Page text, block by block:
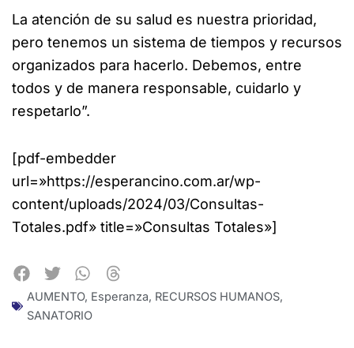
La atención de su salud es nuestra prioridad,
pero tenemos un sistema de tiempos y recursos
organizados para hacerlo. Debemos, entre
todos y de manera responsable, cuidarlo y
respetarlo”.
[pdf-embedder
url=»https://esperancino.com.ar/wp-
content/uploads/2024/03/Consultas-
Totales.pdf» title=»Consultas Totales»]
AUMENTO, Esperanza, RECURSOS HUMANOS,
SANATORIO